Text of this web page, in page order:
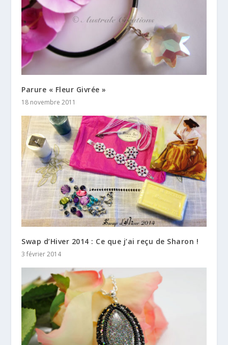
Parure « Fleur Givrée »
18 novembre 2011
Swap d’Hiver 2014 : Ce que j’ai reçu de Sharon !
3 février 2014